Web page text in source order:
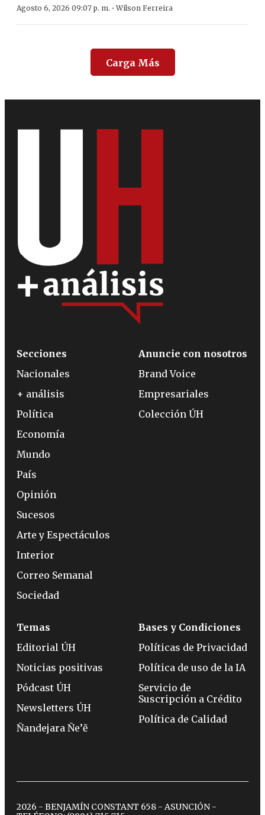
Agosto 6, 2026 09:07 p. m. ·Wilson Ferreira
Carga Más
Secciones
Nacionales
+ análisis
Política
Economía
Mundo
País
Opinión
Sucesos
Arte y Espectáculos
Interior
Correo Semanal
Sociedad
Anuncie con nosotros
Brand Voice
Empresariales
Colección ÚH
Temas
Editorial ÚH
Noticias positivas
Pódcast ÚH
Newsletters ÚH
Ñandejara Ñe’ẽ
Bases y Condiciones
Políticas de Privacidad
Política de uso de la IA
Servicio de
Suscripción a Crédito
Política de Calidad
2026 - BENJAMÍN CONSTANT 658 - ASUNCIÓN -